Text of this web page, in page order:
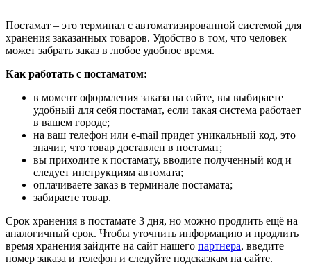
Постамат – это терминал с автоматизированной системой для
хранения заказанных товаров. Удобство в том, что человек
может забрать заказ в любое удобное время.
Как работать с постаматом:
в момент оформления заказа на сайте, вы выбираете
удобный для себя постамат, если такая система работает
в вашем городе;
на ваш телефон или e-mail придет уникальный код, это
значит, что товар доставлен в постамат;
вы приходите к постамату, вводите полученный код и
следует инструкциям автомата;
оплачиваете заказ в терминале постамата;
забираете товар.
Срок хранения в постамате 3 дня, но можно продлить ещё на
аналогичный срок. Чтобы уточнить информацию и продлить
время хранения зайдите на сайт нашего партнера, введите
номер заказа и телефон и следуйте подсказкам на сайте.